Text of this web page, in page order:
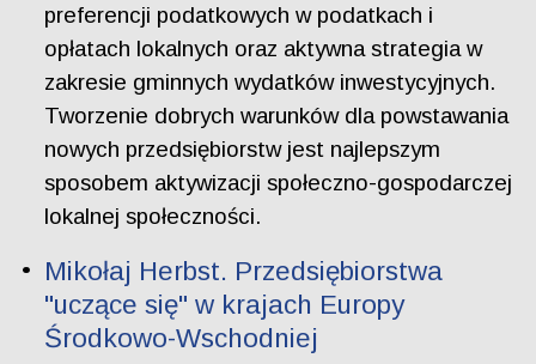
preferencji podatkowych w podatkach i
opłatach lokalnych oraz aktywna strategia w
zakresie gminnych wydatków inwestycyjnych.
Tworzenie dobrych warunków dla powstawania
nowych przedsiębiorstw jest najlepszym
sposobem aktywizacji społeczno-gospodarczej
lokalnej społeczności.
Mikołaj Herbst. Przedsiębiorstwa
"uczące się" w krajach Europy
Środkowo-Wschodniej